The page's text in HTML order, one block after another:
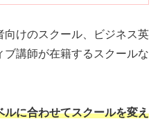
けのスクール、ビジネス英
講師が在籍するスクールな
ルに合わせてスクールを変え